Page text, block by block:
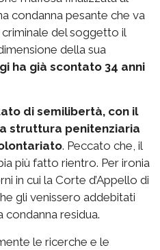
condanna pesante che va
del soggetto il
della sua
ha già scontato 34 anni
di semilibertà, con il
struttura penitenziaria
. Peccato che, il
più fatto rientro. Per ironia
in cui la Corte d’Appello di
gli venissero addebitati
condanna residua.
le ricerche e le